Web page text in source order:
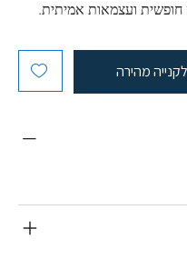
ועצמאות אמיתית.
לקנייה מהירה